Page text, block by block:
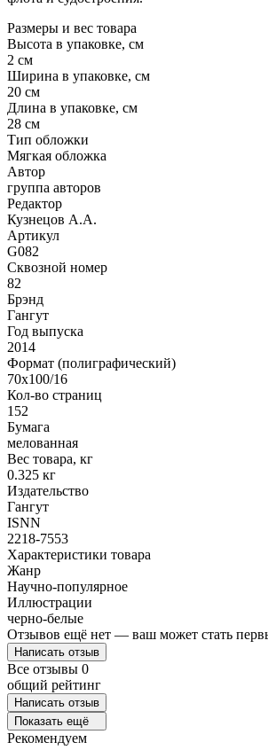
Размеры и вес товара
Высота в упаковке, см
2 см
Ширина в упаковке, см
20 см
Длина в упаковке, см
28 см
Тип обложки
Мягкая обложка
Автор
группа авторов
Редактор
Кузнецов А.А.
Артикул
G082
Сквозной номер
82
Брэнд
Гангут
Год выпуска
2014
Формат (полиграфический)
70x100/16
Кол-во страниц
152
Бумага
мелованная
Вес товара, кг
0.325 кг
Издательство
Гангут
ISNN
2218-7553
Характеристики товара
Жанр
Научно-популярное
Иллюстрации
черно-белые
Отзывов ещё нет — ваш может стать
Написать отзыв
Все отзывы 0
общий рейтинг
Написать отзыв
Показать ещё
Рекомендуем